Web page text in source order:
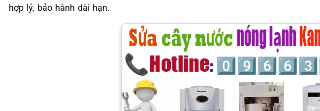
hợp lý, bảo hành dài hạn.